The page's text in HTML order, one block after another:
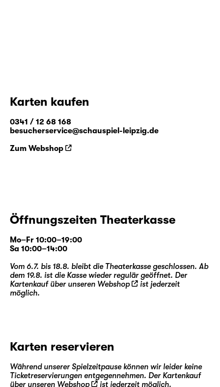
Karten kaufen
0341 / 12 68 168
besucherservice@schauspiel-leipzig.de
Zum Webshop
Öffnungszeiten Theaterkasse
Mo–Fr 10:00–19:00
Sa 10:00–14:00
Vom 6.7. bis 18.8. bleibt die Theaterkasse geschlossen. Ab
dem 19.8. ist die Kasse wieder regulär geöffnet. Der
Kartenkauf über unseren Webshop
ist jederzeit
möglich.
Karten reservieren
Während unserer Spielzeitpause können wir leider keine
Ticketreservierungen entgegennehmen. Der Kartenkauf
über unseren Webshop ist jederzeit möglich.